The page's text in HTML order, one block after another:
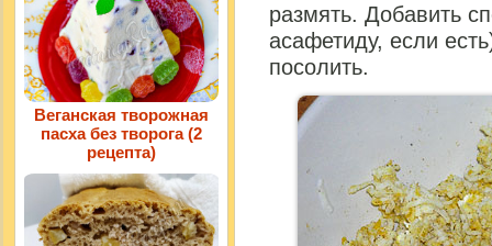
размять. Добавить
асафетиду, если
посолить.
Веганская творожная
пасха без творога (2
рецепта)